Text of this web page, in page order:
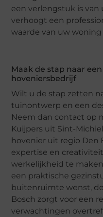
een verlengstuk is van
verhoogt een
waarde van uw woning
Maak de stap naar
hoveniersbedrijf
Wilt u de stap zetten
tuinontwerp en een
Neem dan contact op
Kuijpers uit Sint-
hovenier uit regio Den
expertise en
werkelijkheid te
een praktische
buitenruimte wenst,
Bosch zorgt voor een
verwachtingen